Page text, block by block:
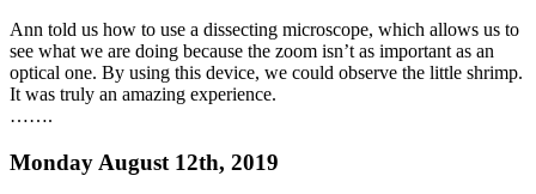
Ann told us how to use a dissecting microscope, which allows us to
see what we are doing because the zoom isn’t as important as an
optical one. By using this device, we could observe the little shrimp.
It was truly an amazing experience.
…….
Monday August 12th, 2019